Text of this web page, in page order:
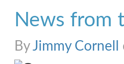
News from
ByJimmy Cornell